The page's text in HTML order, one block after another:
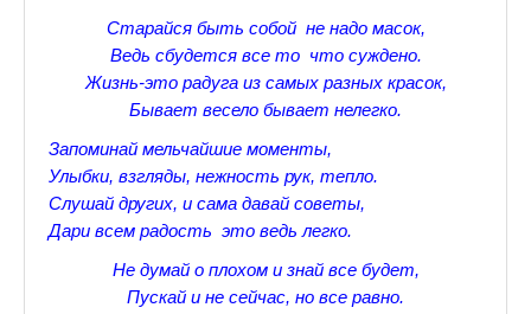
♪♫Nostalgia melody★
ЗАЛЫ ДЛЯ НАСТОЛЬНОГО ТЕННИСА В ПУШКИНЕ
♪♫Анекдоты★
♪♫Рассказы 3★
♪♫Все тексты новых песен★
♪♫Детские песенки★
Старайся быть собой не надо масок,
Ведь сбудется все то что суждено.
Жизнь-это радуга из самых разных красок,
Бывает весело бывает нелегко.
Запоминай мельчайшие моменты,
Улыбки, взгляды, нежность рук, тепло.
Слушай других, и сама давай советы,
Дари всем радость это ведь легко.
Не думай о плохом и знай все будет,
Пускай и не сейчас, но все равно.